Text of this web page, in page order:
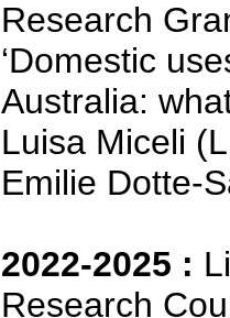
Research
‘Domestic
Australia:
Luisa Miceli
Emilie Dotte-
2022-2025 :
Research